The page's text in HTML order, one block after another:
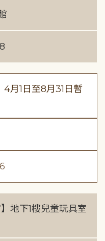
4月1日至8月31日暫
地下1樓兒童玩具室